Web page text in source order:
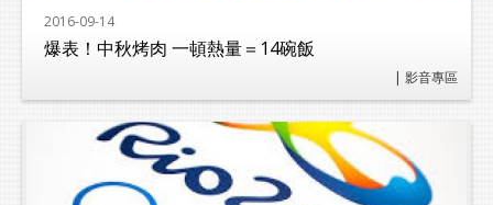
2016-09-14
爆表！中秋烤肉 一頓熱量＝14碗飯
| 影音專區